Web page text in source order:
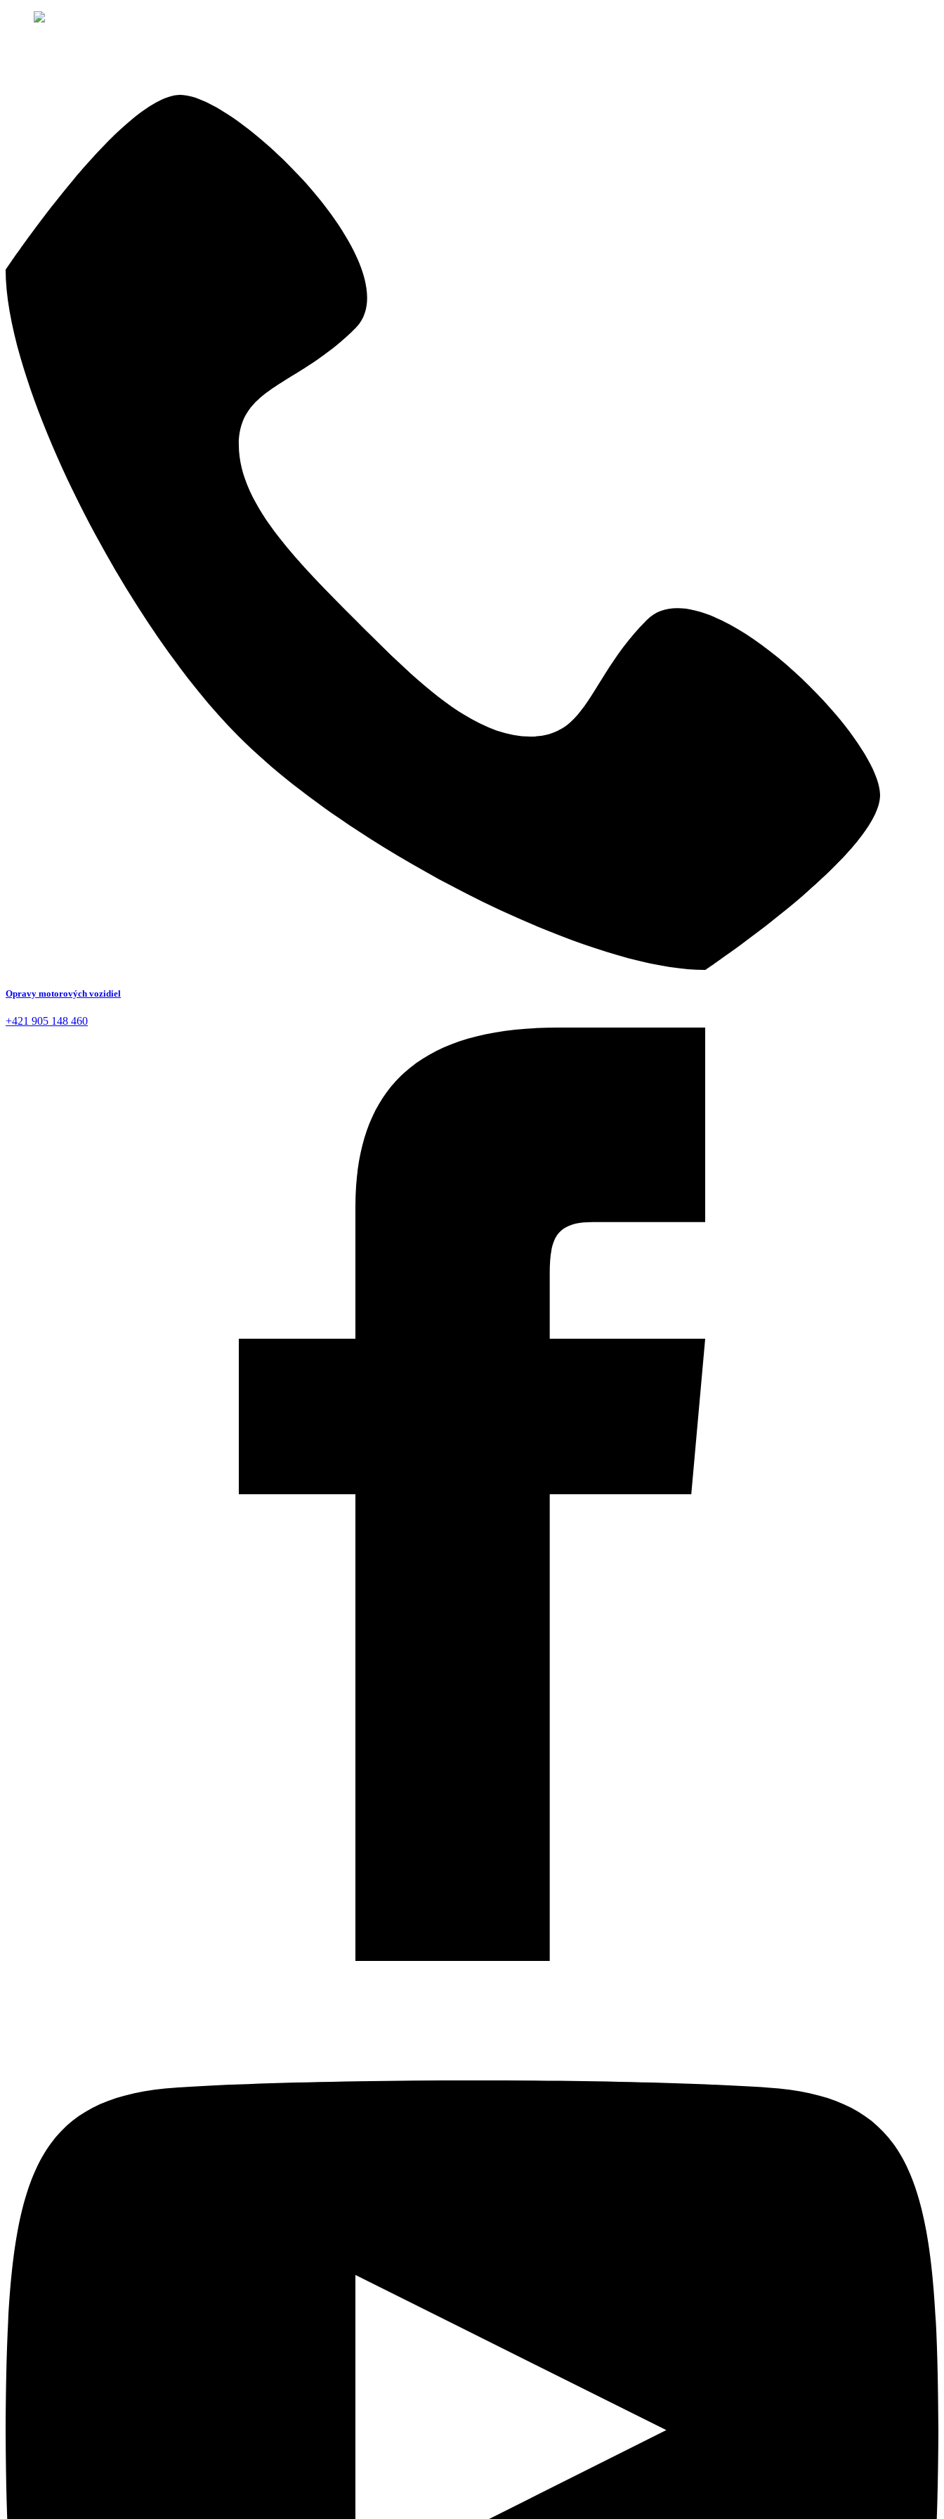
Opravy motorových vozidiel
+421 905 148 460